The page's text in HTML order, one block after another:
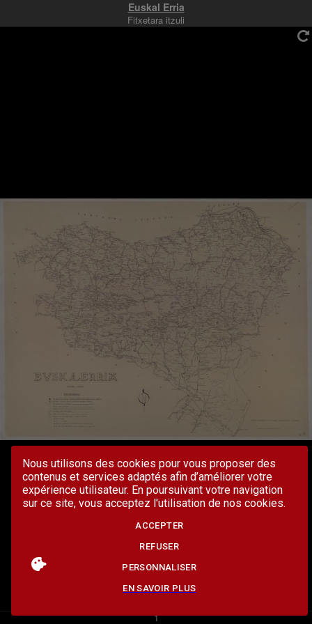
Nous utilisons des cookies pour vous proposer des
contenus et services adaptés afin d’améliorer votre
expérience utilisateur. En poursuivant votre navigation
sur ce site, vous acceptez l'utilisation de nos cookies.
ACCEPTER
REFUSER
PERSONNALISER
EN SAVOIR PLUS